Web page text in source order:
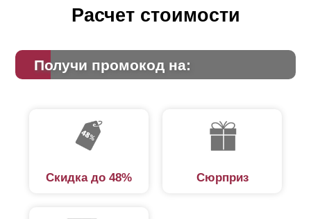
Стоит принять во внимание то, что заборы серии
“Хай-тек” поставляются в уже готовом виде. Масса
потому все операции с ними должны проводиться с
Расчет стоимости
Получи промокод на:
Скидка до 48% Сюрприз